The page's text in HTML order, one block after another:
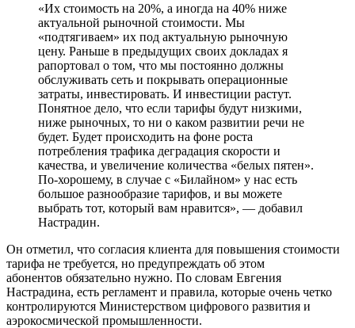
«Их стоимость на 20%, а иногда на 40% ниже
актуальной рыночной стоимости. Мы
«подтягиваем» их под актуальную рыночную
цену. Раньше в предыдущих своих докладах я
рапортовал о том, что мы постоянно должны
обслуживать сеть и покрывать операционные
затраты, инвестировать. И инвестиции растут.
Понятное дело, что если тарифы будут низкими,
ниже рыночных, то ни о каком развитии речи не
будет. Будет происходить на фоне роста
потребления трафика деградация скорости и
качества, и увеличение количества «белых пятен».
По-хорошему, в случае с «Билайном» у нас есть
большое разнообразие тарифов, и вы можете
выбрать тот, который вам нравится», — добавил
Настрадин.
Он отметил, что согласия клиента для повышения стоимости
тарифа не требуется, но предупреждать об этом
абонентов обязательно нужно. По словам Евгения
Настрадина, есть регламент и правила, которые очень четко
контролируются Министерством цифрового развития и
аэрокосмической промышленности.